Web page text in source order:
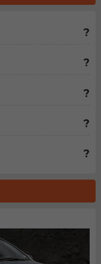
?
?
?
?
?